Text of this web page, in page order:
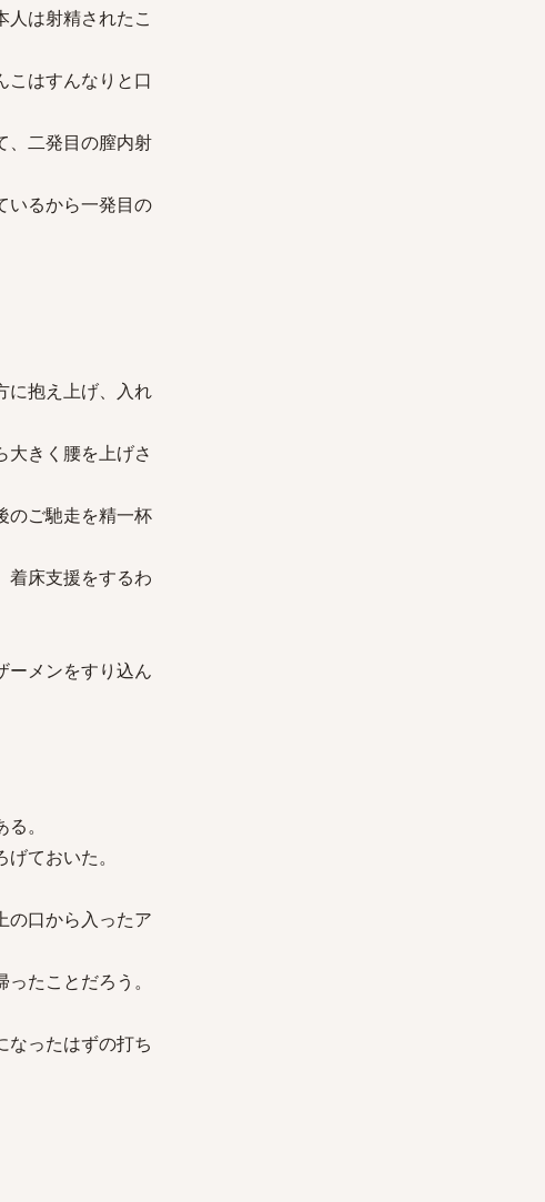
人は射精されたこ
こはすんなりと口
、二発目の膣内射
いるから一発目の
に抱え上げ、入れ
大きく腰を上げさ
のご馳走を精一杯
着床支援をするわ
ーメンをすり込ん
。
ておいた。
の口から入ったア
たことだろう。
なったはずの打ち